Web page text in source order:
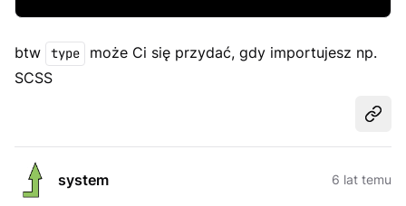
btw type
może Ci się przydać, gdy importujesz np.
SCSS
system 6 lat temu